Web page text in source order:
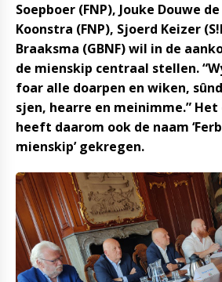
Soepboer (FNP), Jouke Douwe
Koonstra (FNP), Sjoerd Keizer
Braaksma (GBNF) wil in de
de mienskip centraal stellen.
foar alle doarpen en wiken,
sjen, hearre en meinimme.”
heeft daarom ook de naam
mienskip’ gekregen.